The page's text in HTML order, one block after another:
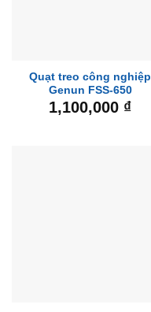
Quạt treo công nghiệp
Genun FSS-650
1,100,000 ₫